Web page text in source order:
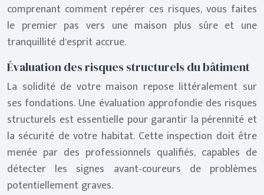
comprenant comment repérer ces risques, vous faites
le premier pas vers une maison plus sûre et une
tranquillité d’esprit accrue.
Évaluation des risques structurels du bâtiment
La solidité de votre maison repose littéralement sur
ses fondations. Une évaluation approfondie des risques
structurels est essentielle pour garantir la pérennité et
la sécurité de votre habitat. Cette inspection doit être
menée par des professionnels qualifiés, capables de
détecter les signes avant-coureurs de problèmes
potentiellement graves.